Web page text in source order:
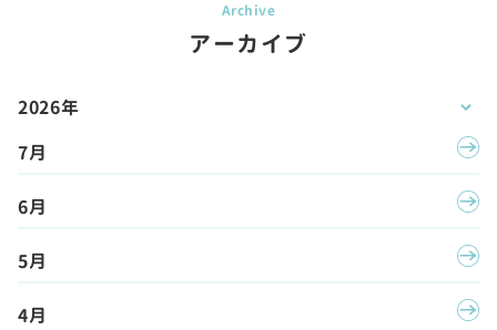
アーカイブ
2026年
7月
6月
5月
4月